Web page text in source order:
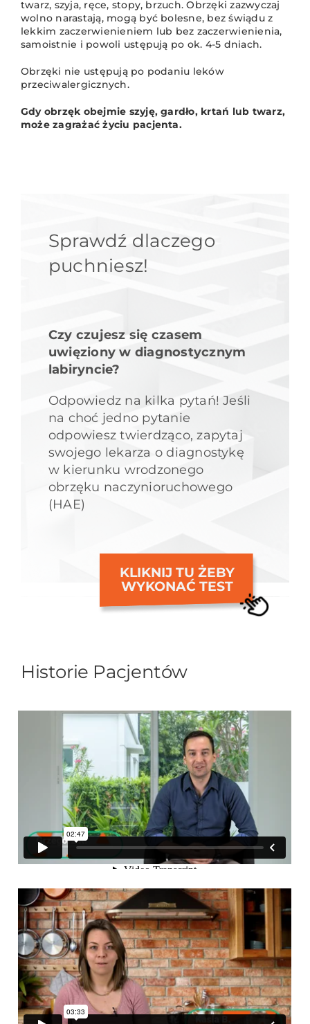
twarz, szyja, ręce, stopy, brzuch. Obrzęki zazwyczaj
wolno narastają, mogą być bolesne, bez świądu z
lekkim zaczerwienieniem lub bez zaczerwienienia,
samoistnie i powoli ustępują po ok. 4-5 dniach.
Obrzęki nie ustępują po podaniu leków
przeciwalergicznych.
Gdy obrzęk obejmie szyję, gardło, krtań lub twarz,
może zagrażać życiu pacjenta.
Sprawdź dlaczego
puchniesz!
Czy czujesz się czasem
uwięziony w diagnostycznym
labiryncie?
Odpowiedz na kilka pytań! Jeśli
na choć jedno pytanie
odpowiesz twierdząco, zapytaj
swojego lekarza o diagnostykę
w kierunku wrodzonego
obrzęku naczynioruchowego
(HAE)
KLIKNIJ TU ŻEBY
WYKONAĆ TEST
Historie Pacjentów